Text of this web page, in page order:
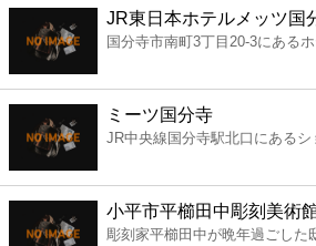
薬局
スーパー
エンタメ
レジャー
JR東日本ホテルメッツ国
国分寺市南町3丁目20-3にある
ミーツ国分寺
JR中央線国分寺駅北口にある
小平市平櫛田中彫刻美術
彫刻家平櫛田中が晩年過ごした